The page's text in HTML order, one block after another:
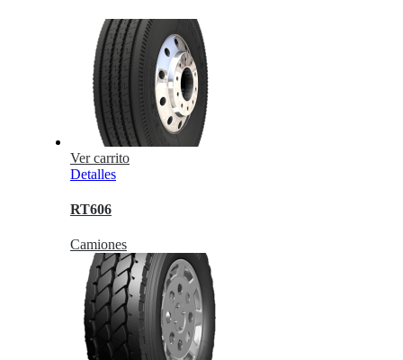
Ver carrito
Detalles
RT606
Camiones